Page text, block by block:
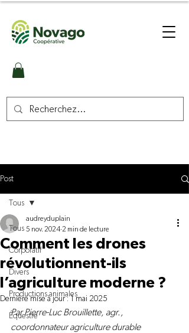
Post
Tous
Corporatif
Divers
Productions animales
Équestre
Tous
Comment les drones
révolutionnent-ils
l’agriculture moderne ?
audreyduplain
5 nov. 2024 2 min de lecture
Dernière mise à jour :1 mai 2025
Par Pierre-Luc Brouillette, agr.,
coordonnateur agriculture durable